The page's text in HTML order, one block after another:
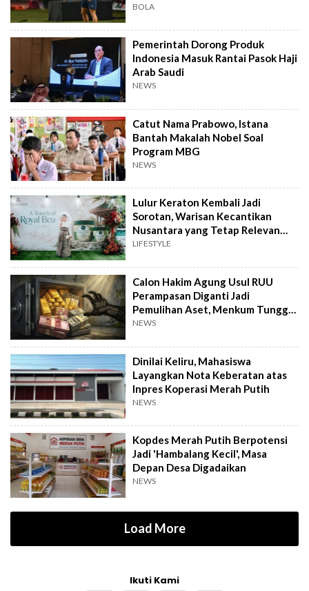
BOLA
Pemerintah Dorong Produk
Indonesia Masuk Rantai Pasok Haji
Arab Saudi
NEWS
Catut Nama Prabowo, Istana
Bantah Makalah Nobel Soal
Program MBG
NEWS
Lulur Keraton Kembali Jadi
Sorotan, Warisan Kecantikan
Nusantara yang Tetap Relevan
hingga Kini
LIFESTYLE
Calon Hakim Agung Usul RUU
Perampasan Diganti Jadi
Pemulihan Aset, Menkum Tunggu
Langkah DPR
NEWS
Dinilai Keliru, Mahasiswa
Layangkan Nota Keberatan atas
Inpres Koperasi Merah Putih
NEWS
Kopdes Merah Putih Berpotensi
Jadi 'Hambalang Kecil', Masa
Depan Desa Digadaikan
NEWS
Load More
Ikuti Kami